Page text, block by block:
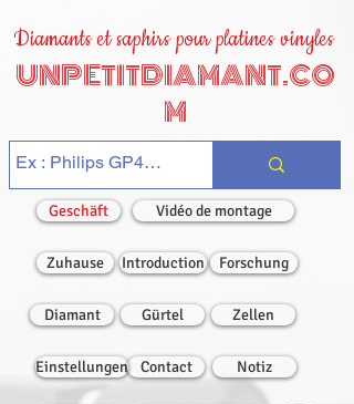
Diamants et saphirs pour platines vinyles
UNPETITDIAMANT.CO
M
Geschäft Vidéo de montage
Zuhause Introduction Forschung
Diamant Gürtel Zellen
Einstellungen Contact Notiz